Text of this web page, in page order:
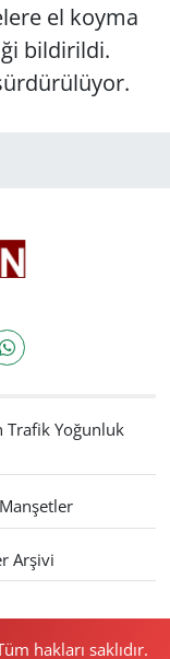
el koyma
bildirildi.
Trafik Yoğunluk
Arşivi
hakları saklıdır.